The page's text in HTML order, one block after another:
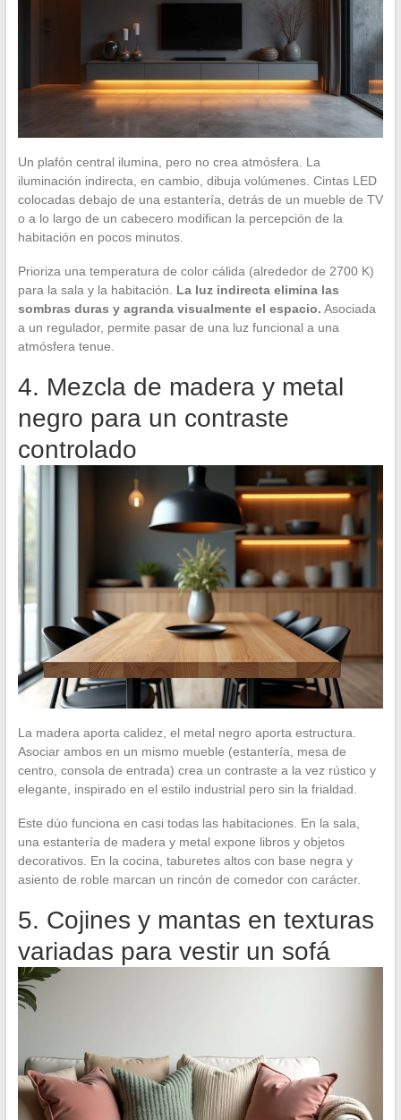
Un plafón central ilumina, pero no crea atmósfera. La
iluminación indirecta, en cambio, dibuja volúmenes. Cintas LED
colocadas debajo de una estantería, detrás de un mueble de TV
o a lo largo de un cabecero modifican la percepción de la
habitación en pocos minutos.
Prioriza una temperatura de color cálida (alrededor de 2700 K)
para la sala y la habitación. La luz indirecta elimina las
sombras duras y agranda visualmente el espacio. Asociada
a un regulador, permite pasar de una luz funcional a una
atmósfera tenue.
4. Mezcla de madera y metal
negro para un contraste
controlado
La madera aporta calidez, el metal negro aporta estructura.
Asociar ambos en un mismo mueble (estantería, mesa de
centro, consola de entrada) crea un contraste a la vez rústico y
elegante, inspirado en el estilo industrial pero sin la frialdad.
Este dúo funciona en casi todas las habitaciones. En la sala,
una estantería de madera y metal expone libros y objetos
decorativos. En la cocina, taburetes altos con base negra y
asiento de roble marcan un rincón de comedor con carácter.
5. Cojines y mantas en texturas
variadas para vestir un sofá